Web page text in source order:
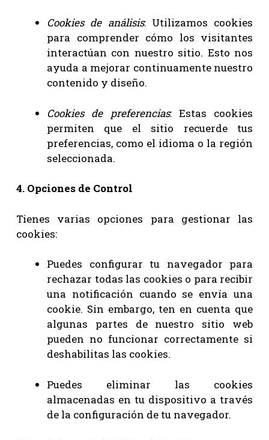
Cookies de análisis: Utilizamos cookies
para comprender cómo los visitantes
interactúan con nuestro sitio. Esto nos
ayuda a mejorar continuamente nuestro
contenido y diseño.
Cookies de preferencias: Estas cookies
permiten que el sitio recuerde tus
preferencias, como el idioma o la región
seleccionada.
4. Opciones de Control
Tienes varias opciones para gestionar las
cookies:
Puedes configurar tu navegador para
rechazar todas las cookies o para recibir
una notificación cuando se envía una
cookie. Sin embargo, ten en cuenta que
algunas partes de nuestro sitio web
pueden no funcionar correctamente si
deshabilitas las cookies.
Puedes eliminar las cookies
almacenadas en tu dispositivo a través
de la configuración de tu navegador.